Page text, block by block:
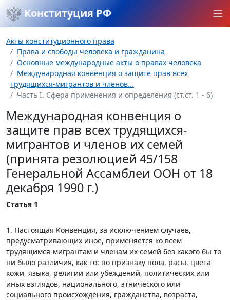
Конституция РФ
Акты конституционного права
Права и свободы человека и гражданина
Основные международные акты о правах человека
Международная конвенция о защите прав всех
трудящихся-мигрантов и членов...
Часть I. Сфера применения и определения (ст.ст. 1 - 6)
Международная конвенция о
защите прав всех трудящихся-
мигрантов и членов их семей
(принята резолюцией 45/158
Генеральной Ассамблеи ООН от 18
декабря 1990 г.)
Статья 1
1. Настоящая Конвенция, за исключением случаев,
предусматривающих иное, применяется ко всем
трудящимся-мигрантам и членам их семей без какого бы то
ни было различия, как то: по признаку пола, расы, цвета
кожи, языка, религии или убеждений, политических или
иных взглядов, национального, этнического или
социального происхождения, гражданства, возраста,